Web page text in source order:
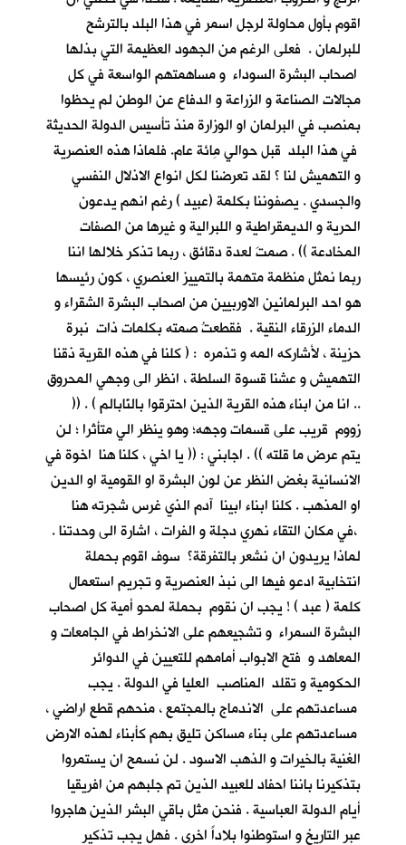
اقوم بأول محاولة لرجل اسمر في هذا البلد بالترشح
للبرلمان . فعلى الرغم من الجهود العظيمة التي بذلها
اصحاب البشرة السوداء و مساهمتهم الواسعة في كل
مجالات الصناعة و الزراعة و الدفاع عن الوطن لم يحظوا
بمنصب في البرلمان او الوزارة منذ تأسيس الدولة الحديثة
في هذا البلد قبل حوالي مِائة عام. فلماذا هذه العنصرية
و التهميش لنا ؟ لقد تعرضنا لكل انواع الاذلال النفسي
والجسدي . يصفوننا بكلمة (عبيد ) رغم انهم يدعون
الحرية و الديمقراطية و اللبرالية و غيرها من الصفات
المخادعة )) . صمتَ لعدة دقائق ، ربما تذكر خلالها اننا
ربما نمثل منظمة متهمة بالتمييز العنصري ، كون رئيسها
هو احد البرلمانين الاوربيين من اصحاب البشرة الشقراء و
الدماء الزرقاء النقية . فقطعتُ صمته بكلمات ذات نبرة
حزينة ، لأشاركه المه و تذمره : ( كلنا في هذه القرية ذقنا
التهميش و عشنا قسوة السلطة ، انظر الى وجهي المحروق
.. انا من ابناء هذه القرية الذين احترقوا بالنّابالم ) . ((
زووم قريب على قسمات وجهه؛ وهو ينظر الي متأثرا ؛ لن
يتم عرض ما قلته )) . اجابني : (( يا اخي ، كلنا هنا اخوة في
الانسانية بغض النظر عن لون البشرة او القومية او الدين
او المذهب . كلنا ابناء ابينا آدم الذي غرس شجرته هنا
،في مكان التقاء نهري دجلة و الفرات ، اشارة الى وحدتنا .
لماذا يريدون ان نشعر بالتفرقة؟ سوف اقوم بحملة
انتخابية ادعو فيها الى نبذ العنصرية و تجريم استعمال
كلمة ( عبد ) ! يجب ان نقوم بحملة لمحو أمية كل اصحاب
البشرة السمراء و تشجيعهم على الانخراط في الجامعات و
المعاهد و فتح الابواب أمامهم للتعيين في الدوائر
الحكومية و تقلد المناصب العليا في الدولة . يجب
مساعدتهم على الاندماج بالمجتمع ، منحهم قطع اراضي ،
مساعدتهم على بناء مساكن تليق بهم كأبناء لهذه الارض
الغنية بالخيرات و الذهب الاسود . لن نسمح ان يستمروا
بتذكيرنا باننا احفاد للعبيد الذين تم جلبهم من افريقيا
أيام الدولة العباسية . فنحن مثل باقي البشر الذين هاجروا
عبر التاريخ و استوطنوا بلاداً اخرى . فهل يجب تذكير